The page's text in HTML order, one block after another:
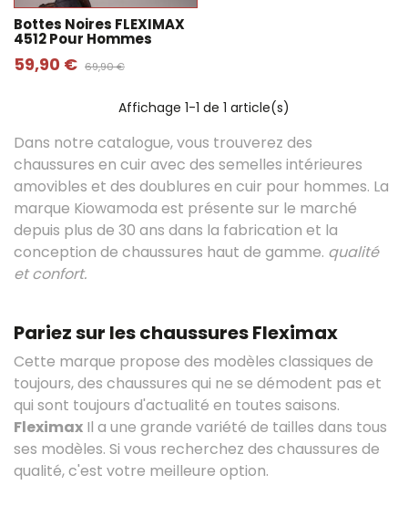
Bottes Noires FLEXIMAX
4512 Pour Hommes
59,90 € 69,90 €
Affichage 1-1 de 1 article(s)
Dans notre catalogue, vous trouverez des
chaussures en cuir avec des semelles intérieures
amovibles et des doublures en cuir pour hommes. La
marque Kiowamoda est présente sur le marché
depuis plus de 30 ans dans la fabrication et la
conception de chaussures haut de gamme. qualité
et confort.
Pariez sur les chaussures Fleximax
Cette marque propose des modèles classiques de
toujours, des chaussures qui ne se démodent pas et
qui sont toujours d'actualité en toutes saisons.
Fleximax Il a une grande variété de tailles dans tous
ses modèles. Si vous recherchez des chaussures de
qualité, c'est votre meilleure option.